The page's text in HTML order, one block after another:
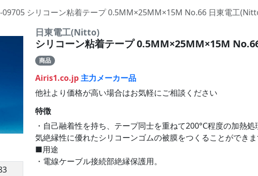
09705 シリコーン粘着テープ 0.5MM×25MM×15M No.66 日東電工
日東電工(Nitto)
シリコーン粘着テープ 0.5MM×25MM×15M
商品
Airis1.co.jp主力メーカー品
他社より価格が高い場合はお気軽にご相談ください
特徴
・自己融着性を持ち、テープ同士を重ねて200°C程度の加熱
気絶縁性に優れたシリコーンゴムの被膜をつくることができま
■用途
・電線ケーブル接続部絶縁保護用。